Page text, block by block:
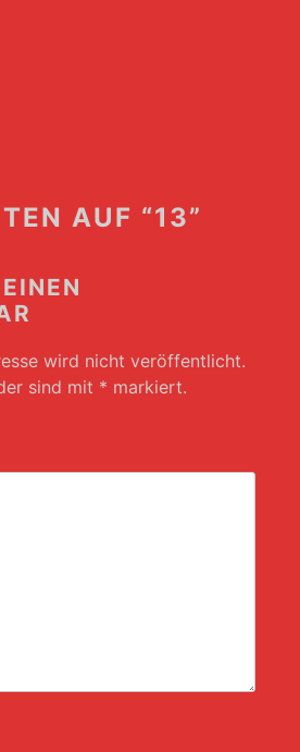
AUF “13”
wird nicht veröffentlicht.
sind mit * markiert.